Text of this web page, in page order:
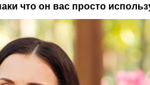
что он вас просто